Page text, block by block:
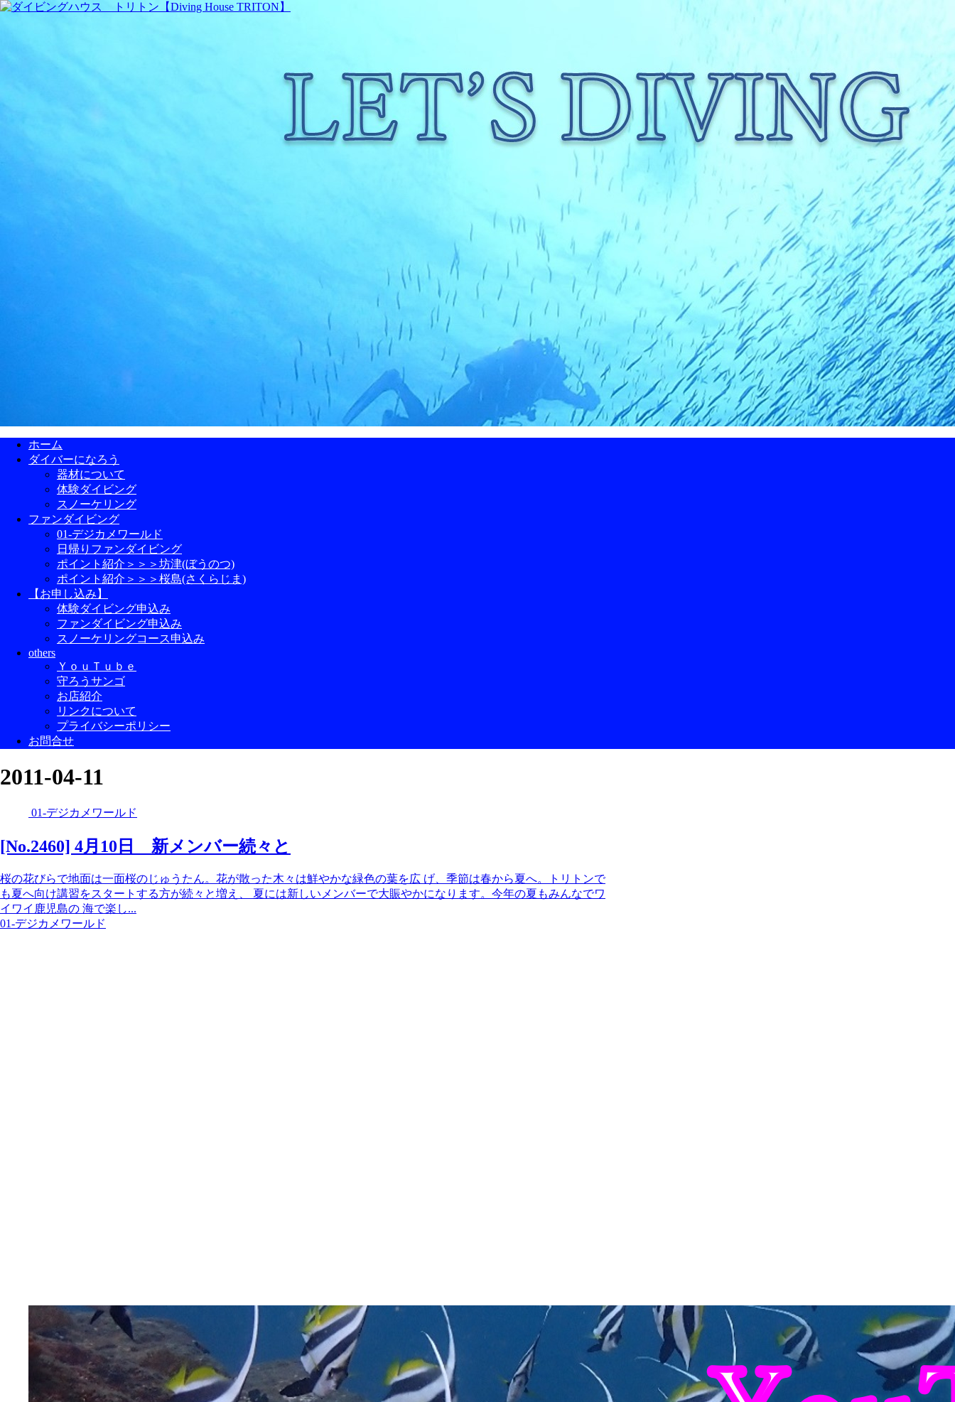
ホーム
ダイバーになろう
器材について
体験ダイビング
スノーケリング
ファンダイビング
01-デジカメワールド
日帰りファンダイビング
ポイント紹介＞＞＞坊津(ぼうのつ)
ポイント紹介＞＞＞桜島(さくらじま)
【お申し込み】
体験ダイビング申込み
ファンダイビング申込み
スノーケリングコース申込み
others
ＹｏｕＴｕｂｅ
守ろうサンゴ
お店紹介
リンクについて
プライバシーポリシー
お問合せ
2011-04-11
01-デジカメワールド
[No.2460] 4月10日 新メンバー続々と
桜の花びらで地面は一面桜のじゅうたん。花が散った木々は鮮やかな緑色の葉を広 げ、季節は春から夏へ。トリトンで
も夏へ向け講習をスタートする方が続々と増え、 夏には新しいメンバーで大賑やかになります。今年の夏もみんなでワ
イワイ鹿児島の 海で楽し...
01-デジカメワールド